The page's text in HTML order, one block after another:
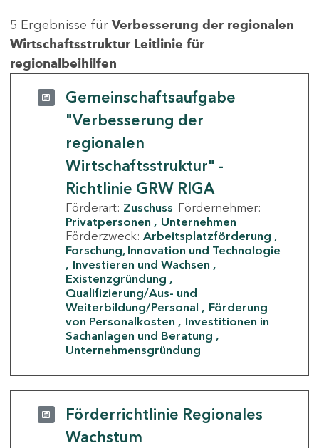
5 Ergebnisse für Verbesserung der regionalen
Wirtschaftsstruktur Leitlinie für
regionalbeihilfen
Gemeinschaftsaufgabe
"Verbesserung der
regionalen
Wirtschaftsstruktur" -
Richtlinie GRW RIGA
Förderart: Zuschuss Fördernehmer:
Privatpersonen
Unternehmen
Förderzweck: Arbeitsplatzförderung
Forschung, Innovation und Technologie
Investieren und Wachsen
Existenzgründung
Qualifizierung/Aus- und
Weiterbildung/Personal
Förderung
von Personalkosten
Investitionen in
Sachanlagen und Beratung
Unternehmensgründung
Förderrichtlinie Regionales
Wachstum